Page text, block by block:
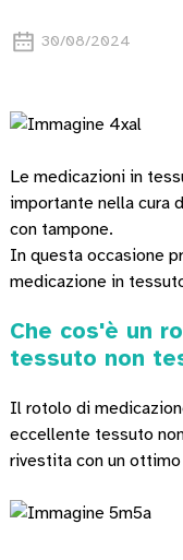
30/08/2024
Le medicazioni in
importante nella cura
con tampone.
In questa occasione
medicazione in
Che cos'è un
tessuto non
Il rotolo di
eccellente tessuto
rivestita con un